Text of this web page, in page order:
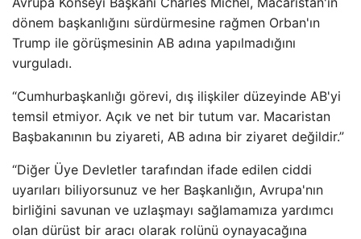
dönem başkanlığını sürdürmesine rağmen Orban'ın
Trump ile görüşmesinin AB adına yapılmadığını
vurguladı.
“Cumhurbaşkanlığı görevi, dış ilişkiler düzeyinde AB'yi
temsil etmiyor. Açık ve net bir tutum var. Macaristan
Başbakanının bu ziyareti, AB adına bir ziyaret değildir.”
“Diğer Üye Devletler tarafından ifade edilen ciddi
uyarıları biliyorsunuz ve her Başkanlığın, Avrupa'nın
birliğini savunan ve uzlaşmayı sağlamamıza yardımcı
olan dürüst bir aracı olarak rolünü oynayacağına